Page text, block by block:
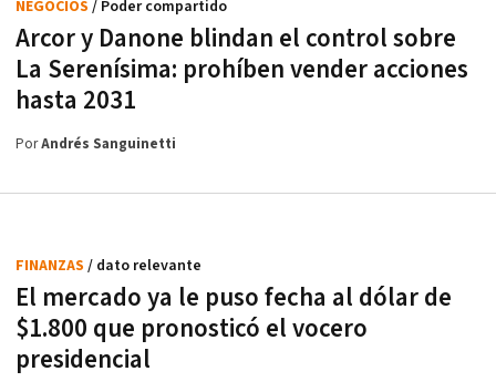
Arcor y Danone blindan el control sobre
La Serenísima: prohíben vender acciones
hasta 2031
NEGOCIOS / Poder compartido
PorAndrés Sanguinetti
El mercado ya le puso fecha al dólar de
$1.800 que pronosticó el vocero
presidencial
FINANZAS / dato relevante